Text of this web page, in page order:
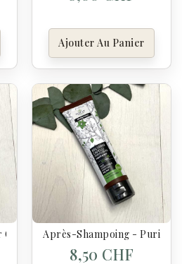
Ajouter Au Panier
Humides, Secs Et Cassants
Après-Shampoing -
8,50 CHF